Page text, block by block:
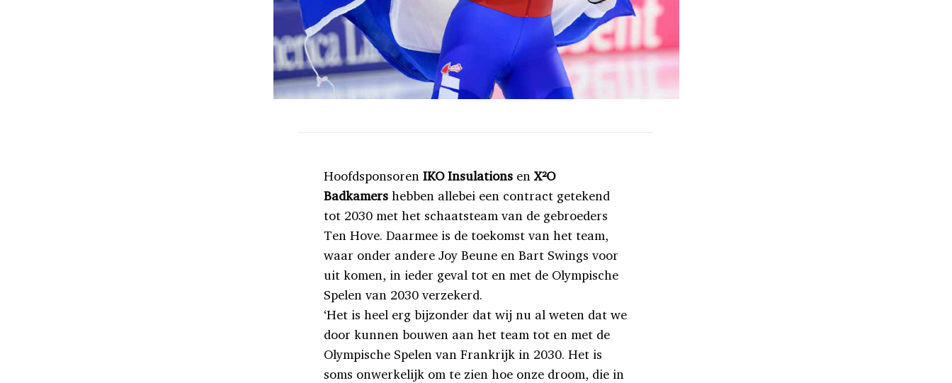
HoofdsponsorenIKO Insulations enX²O
Badkamers hebben allebei een contract getekend
tot 2030 met het schaatsteam van de gebroeders
Ten Hove. Daarmee is de toekomst van het team,
waar onder andere Joy Beune en Bart Swings voor
uit komen, in ieder geval tot en met de Olympische
Spelen van 2030 verzekerd.
‘Het is heel erg bijzonder dat wij nu al weten dat we
door kunnen bouwen aan het team tot en met de
Olympische Spelen van Frankrijk in 2030. Het is
soms onwerkelijk om te zien hoe onze droom, die in